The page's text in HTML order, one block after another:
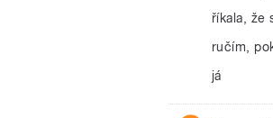
říkala, že
ručím,
já